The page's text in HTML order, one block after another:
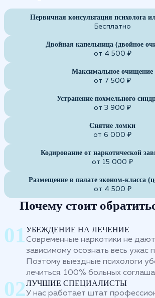
Первичная консультация психолога
Бесплатно
Двойная капельница (двойное
от 4 500 ₽
Максимальное очищение
от 7 500 ₽
Устранение похмельного
от 3 900 ₽
Снятие ломки
от 6 000 ₽
Кодирование от наркотической
от 15 000 ₽
Размещение в палате эконом-класса
от 4 500 ₽
Почему стоит
УБЕЖДЕНИЕ НА ЛЕЧЕНИЕ
Современные наркотики не
зависимому осознать весь ужас
Поэтому выездные психологи
лечиться. 100% больных
ЛУЧШИЕ СПЕЦИАЛИСТЫ
У нас работает штат